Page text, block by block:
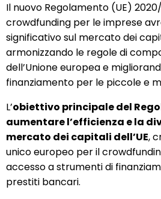
Il nuovo Regolamento (UE)
crowdfunding per le imprese
significativo sul mercato dei
armonizzando le regole di
dell’Unione europea e
finanziamento per le piccole e
L’obiettivo principale del
aumentare l’efficienza e la
mercato dei capitali dell’UE,
unico europeo per il
accesso a strumenti di
prestiti bancari.